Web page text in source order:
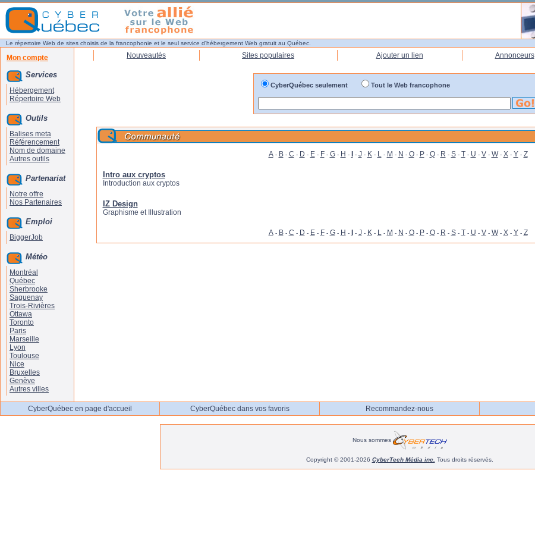
Le répertoire Web de sites choisis de la francophonie et le seul service d'hébergement Web gratuit au Québec.
Mon compte
Services
Hébergement
Répertoire Web
Outils
Balises meta
Référencement
Nom de domaine
Autres outils
Partenariat
Notre offre
Nos Partenaires
Emploi
BiggerJob
Météo
Montréal
Québec
Sherbrooke
Saguenay
Trois-Rivières
Ottawa
Toronto
Paris
Marseille
Lyon
Toulouse
Nice
Bruxelles
Genève
Autres villes
Nouveautés Sites populaires Ajouter un lien Annonceurs
CyberQuébec seulement Tout le Web francophone
A- B- C - D - E - F- G- H - - J - K - L - M - N - O- P- Q- R - S- T - U - V- W- X - Y - Z
Intro aux cryptos
Introduction aux cryptos
IZ Design
Graphisme et Illustration
A- B- C - D - E - F- G- H - - J - K - L - M - N - O- P- Q- R - S- T - U - V- W- X - Y - Z
CyberQuébec en page d'accueil CyberQuébec dans vos favoris Recommandez-nous
Nous sommes
Copyright © 2001-2026 CyberTech Média inc. Tous droits réservés.